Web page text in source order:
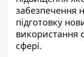
забезпечення
підготовку
використання
сфері.